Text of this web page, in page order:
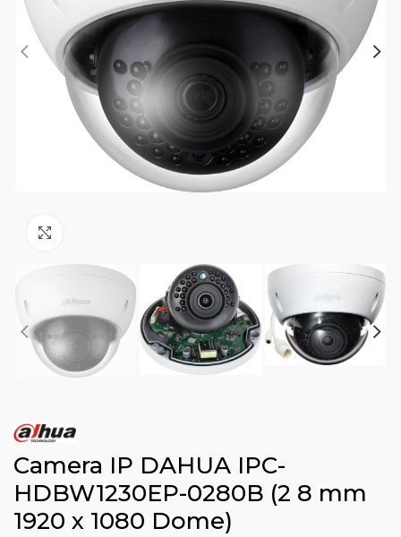
Camera IP DAHUA IPC-
HDBW1230EP-0280B (2 8 mm
1920 x 1080 Dome)